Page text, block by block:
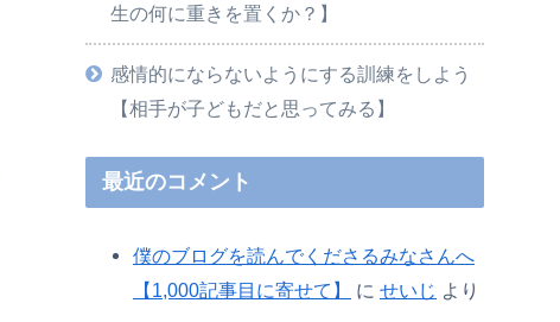
生の何に重きを置くか？】
感情的にならないようにする訓練をしよう
【相手が子どもだと思ってみる】
最近のコメント
僕のブログを読んでくださるみなさんへ
【1,000記事目に寄せて】
に せいじ より